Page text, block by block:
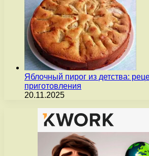
Яблочный пирог из детства:
приготовления
20.11.2025